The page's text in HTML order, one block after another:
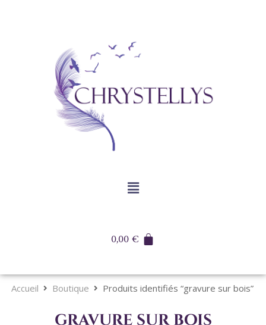
0,00€
Accueil Boutique Produits identifiés “gravure sur bois”
gravure sur bois